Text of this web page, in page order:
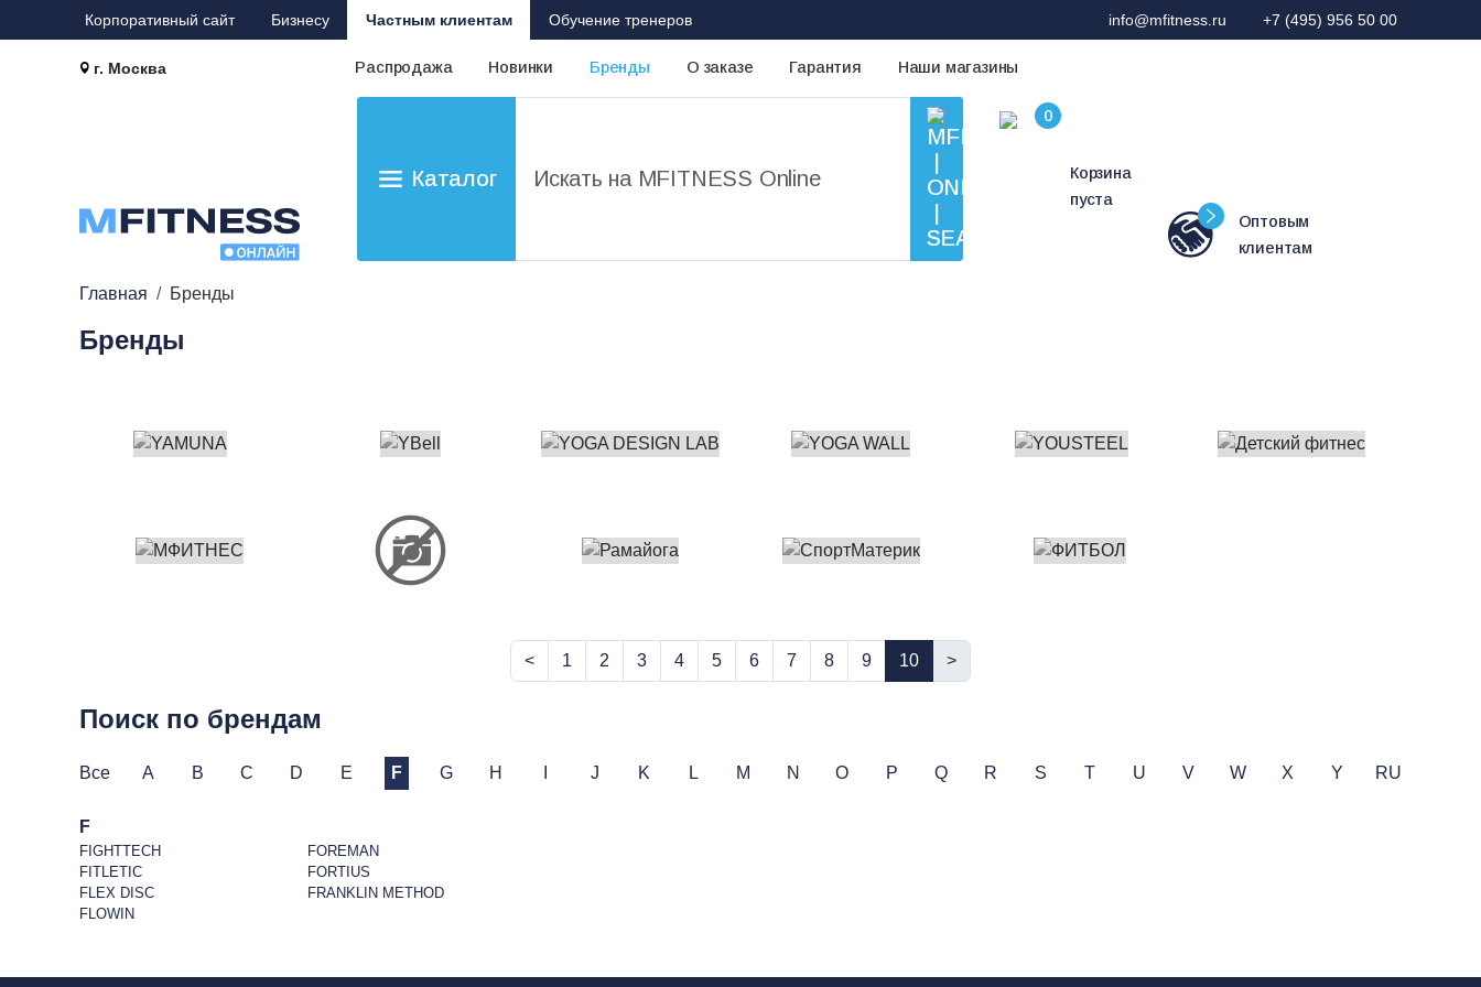
Корпоративный сайт Бизнесу Частным клиентам Обучение тренеров info@mfitness.ru +7 (495) 956 50 00
г. Москва Распродажа Новинки Бренды О заказе Гарантия Наши магазины
Каталог
Корзина
пуста
Оптовым
клиентам
Главная Бренды
Бренды
< 1 2 3 4 5 6 7 8 9 10 >
Поиск по брендам
Все A B C D E F G H J K L M N O P Q R S T U V W X Y RU
F
FIGHTTECH
FITLETIC
FLEX DISC
FLOWIN
FOREMAN
FORTIUS
FRANKLIN METHOD